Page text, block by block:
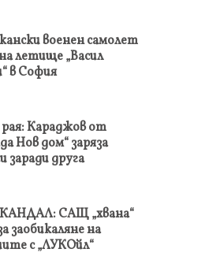
военен самолет
летище „Васил
в София
рая: Караджов от
Нов дом“ заряза
заради друга
САЩ „хвана“
заобикаляне на
с „ЛУКОйл“